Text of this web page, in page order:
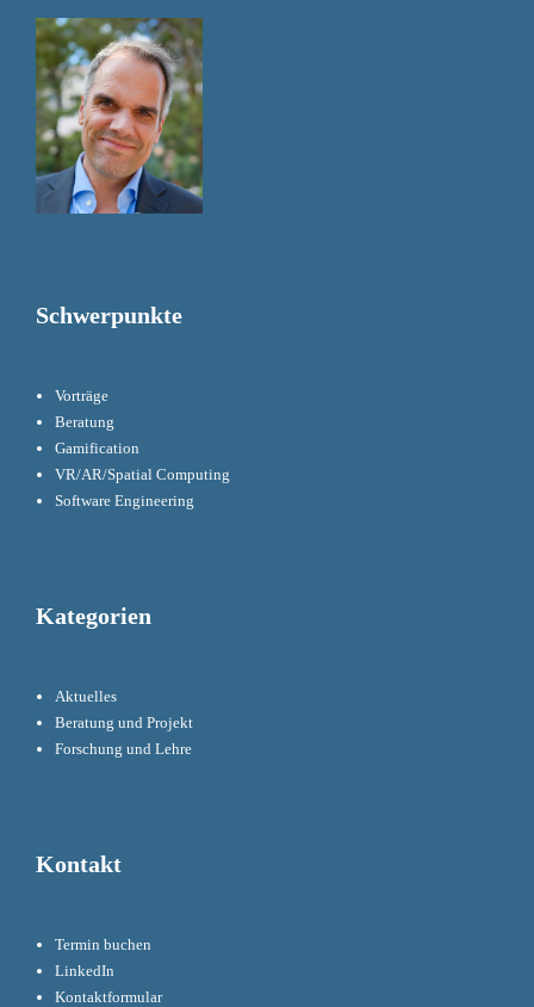
Schwerpunkte
Vorträge
Beratung
Gamification
VR/AR/Spatial Computing
Software Engineering
Kategorien
Aktuelles
Beratung und Projekt
Forschung und Lehre
Kontakt
Termin buchen
LinkedIn
Kontaktformular